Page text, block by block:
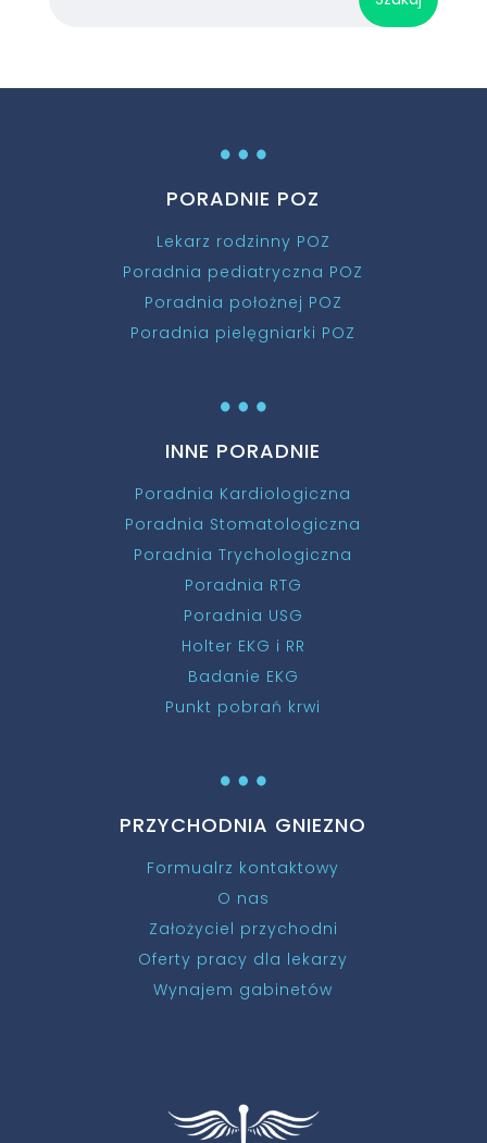
…
PORADNIE POZ
Lekarz rodzinny POZ
Poradnia pediatryczna POZ
Poradnia położnej POZ
Poradnia pielęgniarki POZ
…
INNE PORADNIE
Poradnia Kardiologiczna
Poradnia Stomatologiczna
Poradnia Trychologiczna
Poradnia RTG
Poradnia USG
Holter EKG i RR
Badanie EKG
Punkt pobrań krwi
…
PRZYCHODNIA GNIEZNO
Formualrz kontaktowy
O nas
Założyciel przychodni
Oferty pracy dla lekarzy
Wynajem gabinetów